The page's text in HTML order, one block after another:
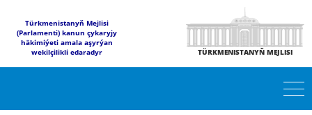
Türkmenistanyň Mejlisi
(Parlamenti) kanun çykaryjy
häkimiýeti amala aşyrýan
wekilçilikli edaradyr
TÜRKMENISTANYŇ MEJLISI